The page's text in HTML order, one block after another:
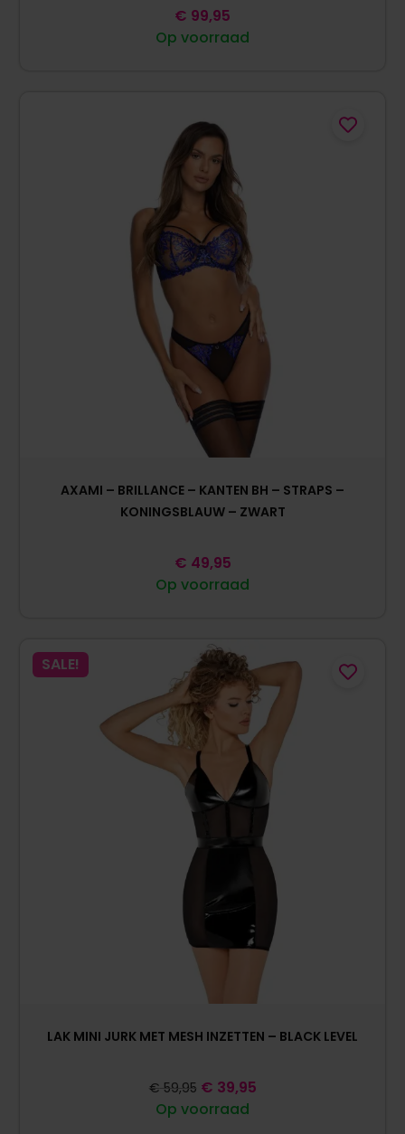
Op voorraad
€ 99,95
AXAMI – BRILLANCE – KANTEN BH – STRAPS –
KONINGSBLAUW – ZWART
Op voorraad
€ 49,95
SALE!
LAK MINI JURK MET MESH INZETTEN – BLACK LEVEL
Op voorraad
€ 59,95 € 39,95